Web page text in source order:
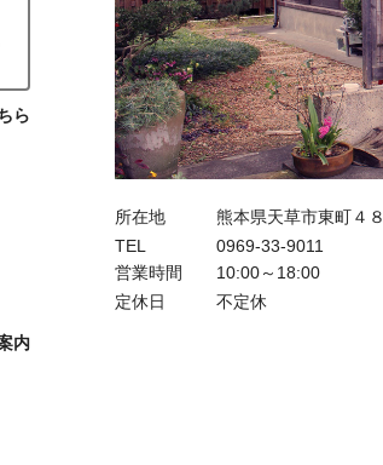
ら
内
所在地
熊本県天草市東町４８
TEL
0969-33-9011
営業時間
10:00～18:00
定休日
不定休